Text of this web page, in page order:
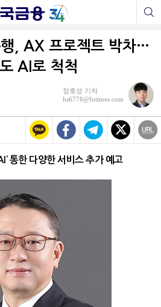
, AX 프로젝트 박차…
AI로 척척
장호성 기자
hs6776@fntimes.com
통한 다양한 서비스 추가 예고